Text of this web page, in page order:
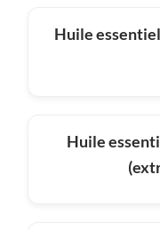
Huile
Huile